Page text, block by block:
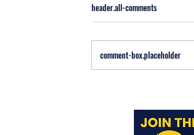
Silz Bulls 🐂
header.all-comments
comment-box.placeholder